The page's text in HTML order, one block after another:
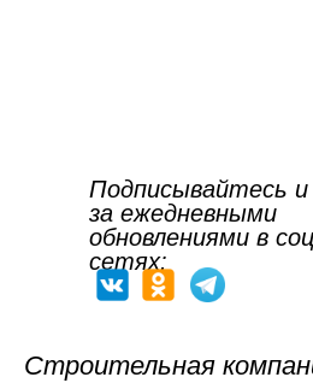
Подписывайтесь
за ежедневными
обновлениями в
сетях:
Строительная